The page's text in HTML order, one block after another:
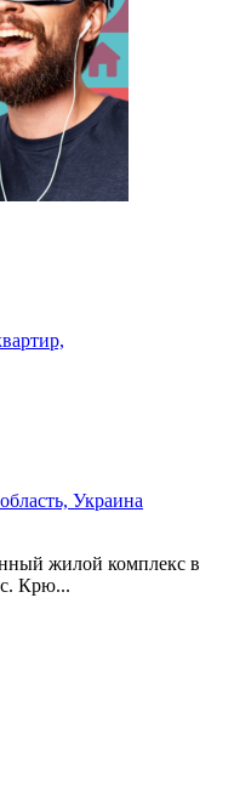
Украина
жилой комплекс в
Крю...